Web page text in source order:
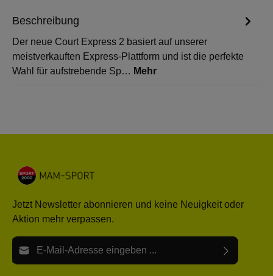
Beschreibung
Der neue Court Express 2 basiert auf unserer
meistverkauften Express-Plattform und ist die perfekte
Wahl für aufstrebende Sp… Mehr
Jetzt Newsletter abonnieren und keine Neuigkeit oder
Aktion mehr verpassen.
E-Mail-Adresse*